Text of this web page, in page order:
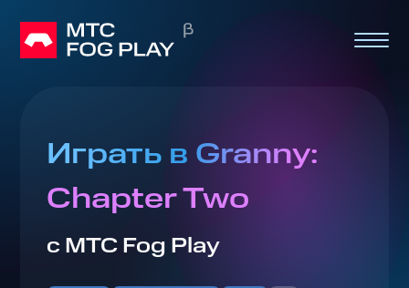
Играть в Granny:
Chapter Two
с МТС Fog Play